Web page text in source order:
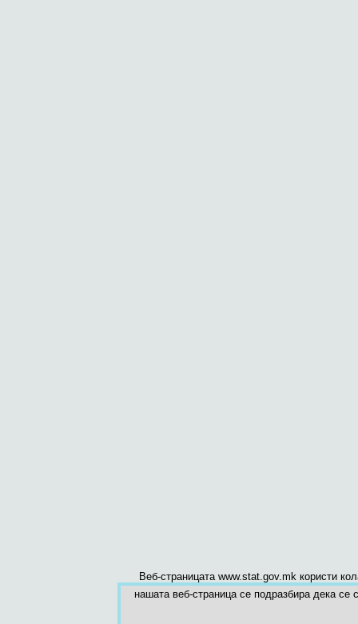
Веб-страницата www.stat.gov.mk користи
нашата веб-страница се подразбира дека се